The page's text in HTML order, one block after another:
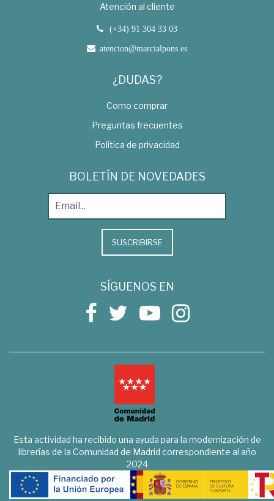
Atención al cliente
(+34) 91 304 33 03
atencion@marcialpons.es
¿DUDAS?
Como comprar
Preguntas frecuentes
Política de privacidad
BOLETÍN DE NOVEDADES
SUSCRIBIRSE
SÍGUENOS EN
Esta actividad ha recibido una ayuda para la modernización de
librerías de la Comunidad de Madrid correspondiente al año
2024